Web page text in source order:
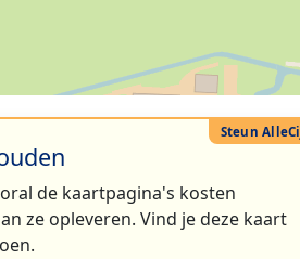
de kaartpagina's kosten
ze opleveren. Vind je deze kaart